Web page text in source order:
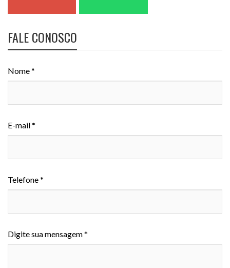
FALE CONOSCO
Nome *
E-mail *
Telefone *
Digite sua mensagem *